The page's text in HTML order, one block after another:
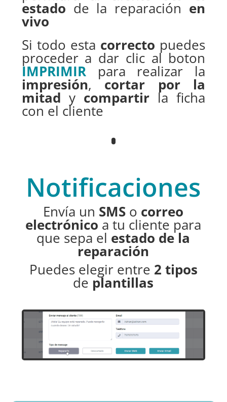
estado de la reparación en
vivo
Si todo esta correcto puedes
proceder a dar clic al boton
IMPRIMIRpara realizar la
impresión, cortar por la
mitad y compartir la ficha
con el cliente
Notificaciones
Envía un SMS o correo
electrónico a tu cliente para
que sepa el estado de la
reparación
Puedes elegir entre 2 tipos
de plantillas